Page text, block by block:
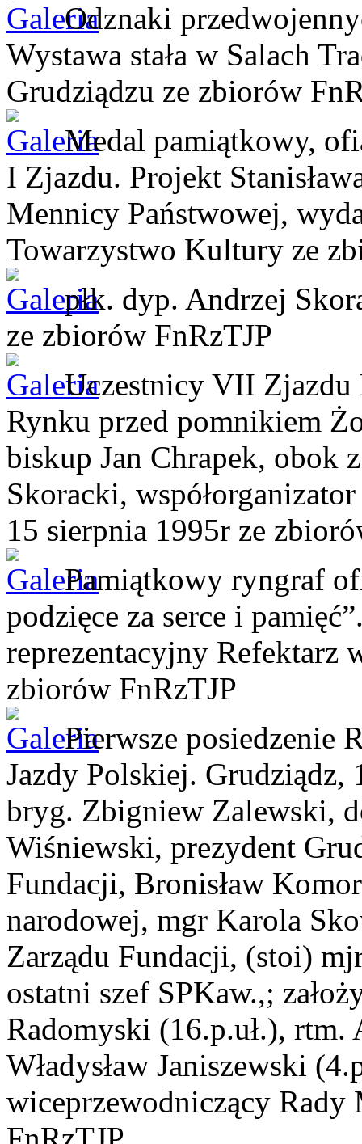
Odznaki
Wystawa stała w Salach
Grudziądzu ze zbiorów
Medal pamiątkowy,
I Zjazdu. Projekt
Mennicy Państwowej,
Towarzystwo Kultury ze
płk. dyp. Andrzej
ze zbiorów FnRzTJP
Uczestnicy VII Zjazdu
Rynku przed pomnikiem
biskup Jan Chrapek, obok
Skoracki,
15 sierpnia 1995r ze
Pamiątkowy ryngraf
podzięce za serce i
reprezentacyjny Refektarz
zbiorów FnRzTJP
Pierwsze posiedzenie
Jazdy Polskiej. Grudziądz,
bryg. Zbigniew Zalewski,
Wiśniewski, prezydent
Fundacji, Bronisław
narodowej, mgr Karola
Zarządu Fundacji, (stoi)
ostatni szef SPKaw.,;
Radomyski (16.p.uł.), rtm.
Władysław Janiszewski
wiceprzewodniczący